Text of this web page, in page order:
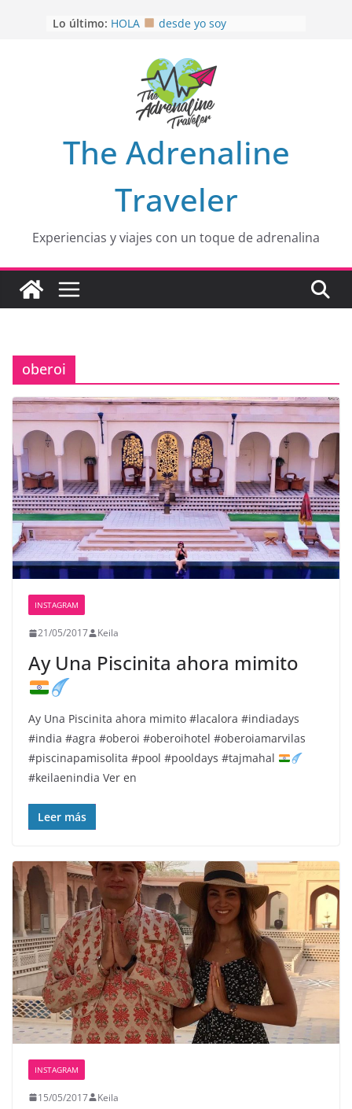
Lo último: HOLA
desde yo soy
EL SENDERO DEL CACAO: Excelente
opción
HOSPEDAJE AL NATURALSHH !!
OTRA PERSPECTIVA de RÍO EL
MULITO!
The Adrenaline
Traveler
Experiencias y viajes con un toque de adrenalina
oberoi
INSTAGRAM
21/05/2017 Keila
AyUna Piscinita ahora mimito
Ay Una Piscinita ahora mimito #lacalora #indiadays
#india #agra #oberoi #oberoihotel #oberoiamarvilas
#piscinapamisolita #pool #pooldays #tajmahal
#keilaenindia Ver en
Leer más
INSTAGRAM
15/05/2017 Keila